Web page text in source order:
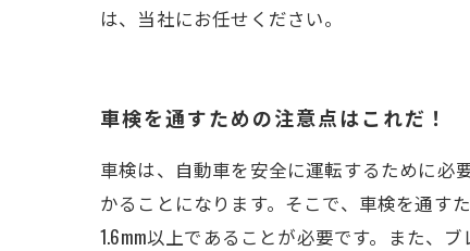
は、当社にお任せください。
車検を通すための注意点はこれだ！
車検は、自動車を安全に運転するために必
かることになります。そこで、車検を通す
1.6mm以上であることが必要です。また、